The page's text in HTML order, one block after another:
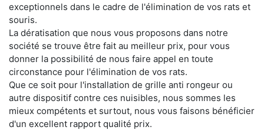
exceptionnels dans le cadre de l'élimination de vos rats et
souris.
La dératisation que nous vous proposons dans notre
société se trouve être fait au meilleur prix, pour vous
donner la possibilité de nous faire appel en toute
circonstance pour l'élimination de vos rats.
Que ce soit pour l'installation de grille anti rongeur ou
autre dispositif contre ces nuisibles, nous sommes les
mieux compétents et surtout, nous vous faisons bénéficier
d'un excellent rapport qualité prix.